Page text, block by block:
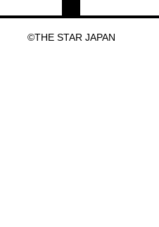
©THE STAR JAPAN